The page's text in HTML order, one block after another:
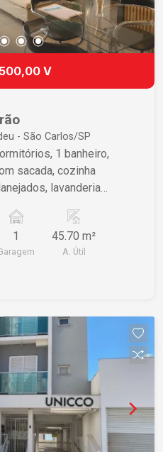
V
- São Carlos/SP
1 banheiro,
sacada, cozinha
lavanderia
e laminado.
1 45.70 m²
A. Útil